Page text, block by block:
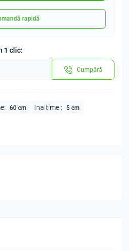
rapidă
1 clic:
Cumpără
60 cm Inaltime : 5 cm